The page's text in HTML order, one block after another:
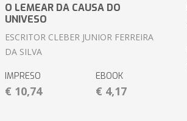
O LEMEAR DA CAUSA DO
UNIVESO
ESCRITOR CLEBER JUNIOR FERREIRA
DA SILVA
IMPRESO
€ 10,74
EBOOK
€ 4,17